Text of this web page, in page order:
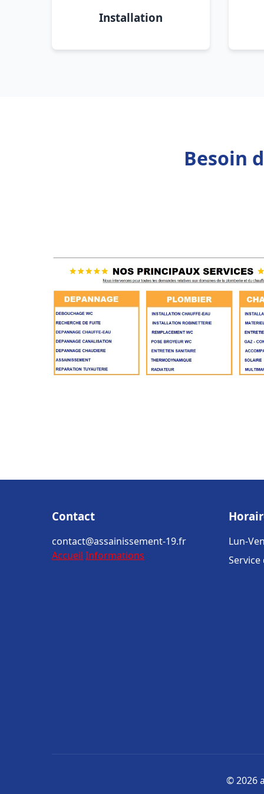
Installation
Besoin
Contact
contact@assainissement-19.fr
Accueil Informations
Lun-
© 2026